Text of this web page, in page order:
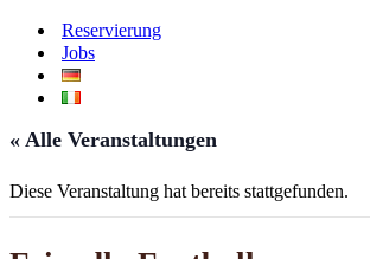
Reservierung
Jobs
« Alle Veranstaltungen
Diese Veranstaltung hat bereits stattgefunden.